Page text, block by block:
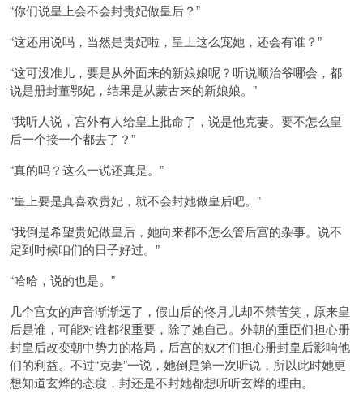
“你们说皇上会不会封贵妃做皇后？”
“这还用说吗，当然是贵妃啦，皇上这么宠她，还会有谁？”
“这可没准儿，要是从外面来的新娘娘呢？听说顺治爷哪会，都
说是册封董鄂妃，结果是从蒙古来的新娘娘。”
“我听人说，宫外有人给皇上批命了，说是他克妻。要不怎么皇
后一个接一个都去了？”
“真的吗？这么一说还真是。”
“皇上要是真喜欢贵妃，就不会封她做皇后吧。”
“我倒是希望贵妃做皇后，她向来都不怎么管后宫的杂事。说不
定到时候咱们的日子好过。”
“哈哈，说的也是。”
几个宫女的声音渐渐远了，假山后的佟月儿却不禁苦笑，原来皇
后是谁，可能对谁都很重要，除了她自己。外朝的重臣们担心册
封皇后改变朝中势力的格局，后宫的奴才们担心册封皇后影响他
们的利益。不过“克妻”一说，她倒是第一次听说，所以此时她更
想知道玄烨的态度，封还是不封她都想听听玄烨的理由。